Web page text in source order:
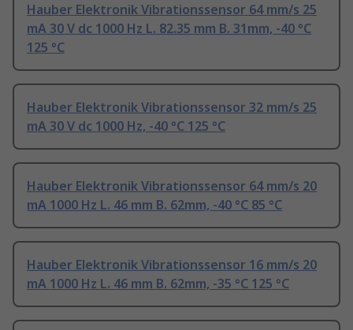
Hauber Elektronik Vibrationssensor 64 mm/s 25
mA 30 V dc 1000 Hz L. 82.35 mm B. 31mm, -40 °C
125 °C
Hauber Elektronik Vibrationssensor 32 mm/s 25
mA 30 V dc 1000 Hz, -40 °C 125 °C
Hauber Elektronik Vibrationssensor 64 mm/s 20
mA 1000 Hz L. 46 mm B. 62mm, -40 °C 85 °C
Hauber Elektronik Vibrationssensor 16 mm/s 20
mA 1000 Hz L. 46 mm B. 62mm, -35 °C 125 °C